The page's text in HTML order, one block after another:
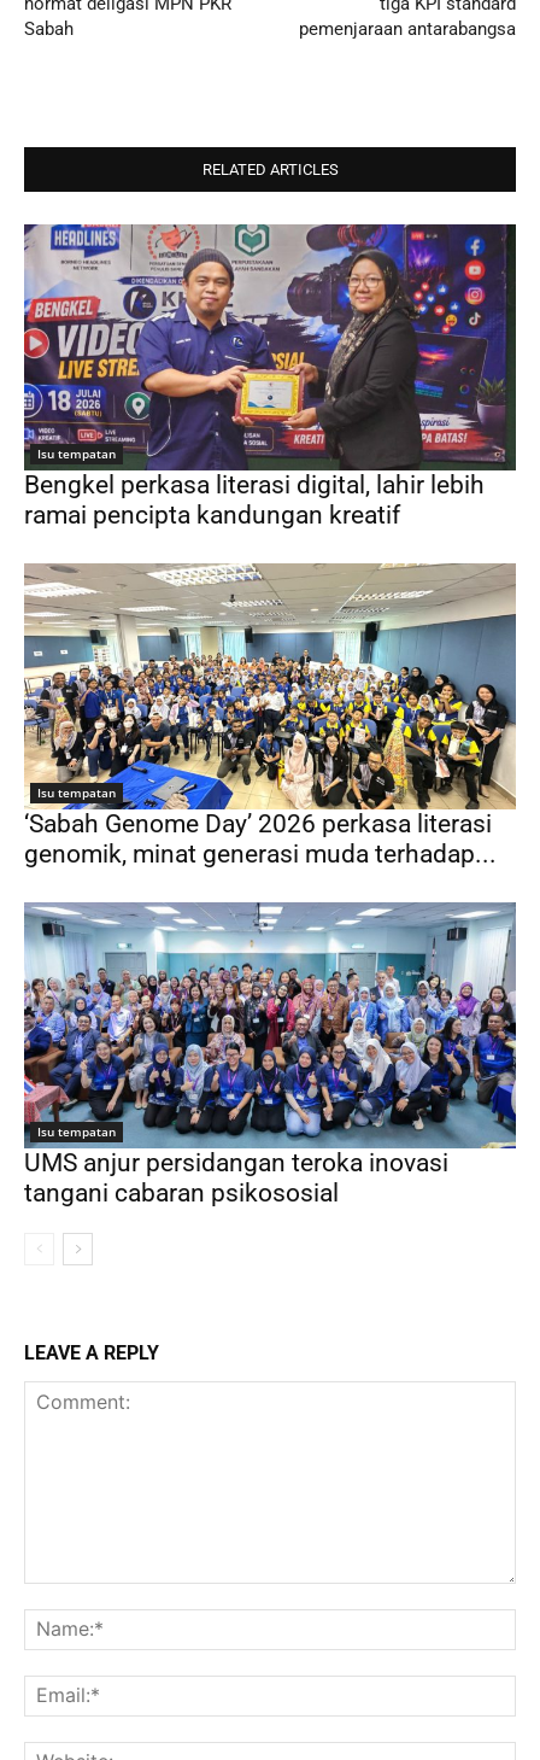
Sabah
pemenjaraan antarabangsa
RELATED ARTICLES
Isu tempatan
Bengkel perkasa literasi digital, lahir lebih
ramai pencipta kandungan kreatif
Isu tempatan
‘Sabah Genome Day’ 2026 perkasa literasi
genomik, minat generasi muda terhadap...
Isu tempatan
UMS anjur persidangan teroka inovasi
tangani cabaran psikososial
LEAVE A REPLY